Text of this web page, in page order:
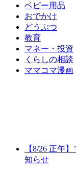
ベビー用品
おでかけ
どうぶつ
教育
マネー・投資
くらしの相談
ママコマ漫画
【8/26 正午
知らせ